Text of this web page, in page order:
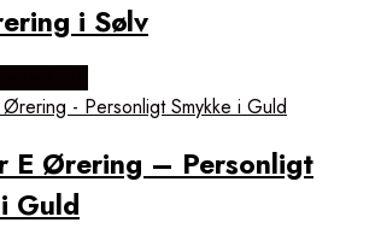
i Sølv
E Ørering – Personligt
Guld